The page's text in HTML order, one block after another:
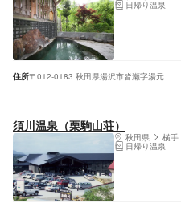
日帰り温泉
住所〒012-0183 秋田県湯沢市皆瀬字湯元
須川温泉（栗駒山荘）
秋田県 横手
日帰り温泉